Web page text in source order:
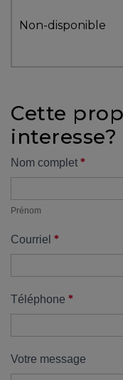
vous
protégé!
outils
pour
financement
propriétaire
UNE
DÉCISION
!
de
démarrage
:
Non-disponible
Cette
interesse?
Formulaire
Nom complet *
Prénom
Courriel *
Téléphone *
Votre message